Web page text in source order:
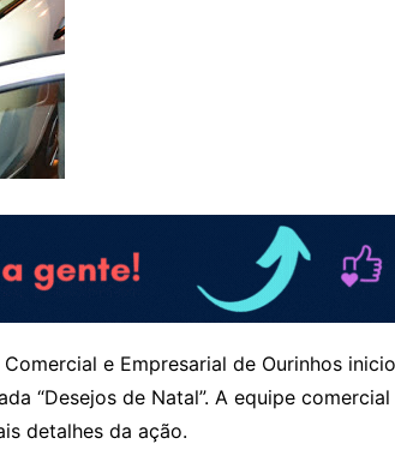
e Empresarial de Ourinhos
“Desejos de Natal”. A equipe
detalhes da ação.